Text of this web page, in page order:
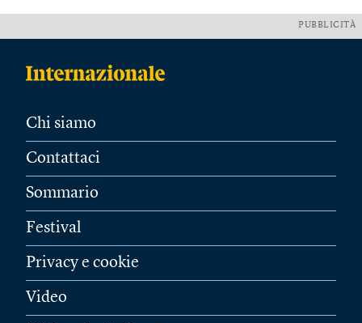
PUBBLICITÀ
Chi siamo
Contattaci
Sommario
Festival
Privacy e cookie
Video